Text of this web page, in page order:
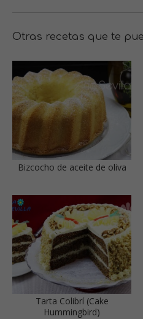
Otras recetas que te
Bizcocho de aceite de oliva
Tarta Colibrí (Cake
Hummingbird)